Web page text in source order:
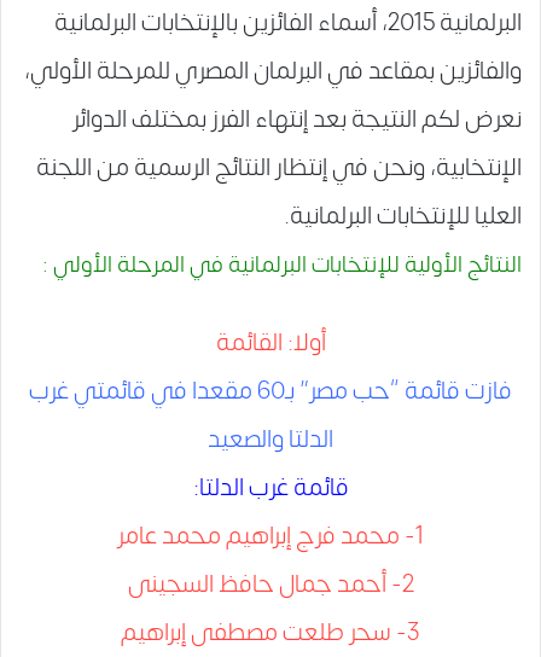
البرلمانية 2015، أسماء الفائزين بالإنتخابات البرلمانية
والفائزين بمقاعد في البرلمان المصري للمرحلة الأولي،
نعرض لكم النتيجة بعد إنتهاء الفرز بمختلف الدوائر
الإنتخابية، ونحن في إنتظار النتائج الرسمية من اللجنة
العليا للإنتخابات البرلمانية.
النتائج الأولية للإنتخابات البرلمانية في المرحلة الأولي :
أولا: القائمة
فازت قائمة “حب مصر” بـ60 مقعدا في قائمتي غرب
الدلتا والصعيد
قائمة غرب الدلتا:
1- محمد فرج إبراهيم محمد عامر
2- أحمد جمال حافظ السجينى
3- سحر طلعت مصطفى إبراهيم